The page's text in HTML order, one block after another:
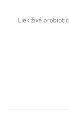
Liek živé